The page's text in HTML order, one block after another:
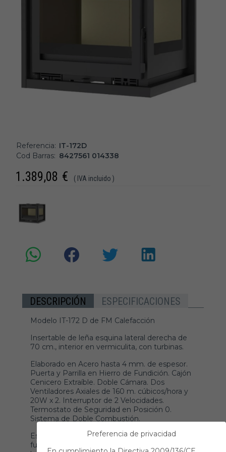
Referencia: IT-172D
Cod Barras: 8427561 014338
1.389,08 € ( IVA incluido )
DESCRIPCIÓN ESPECIFICACIONES
Modelo IT-172 D de FM Calefacción
Insertable de leña esquina lateral derecha de
70 cm., interior en vermiculita, con turbinas.
Elaborado en Acero hasta 4 mm. de espesor.
Puerta y Parrilla en Hierro de Fundición. Cajón
Cenicero Extraíble. Doble Cámara. Dos
Ventiladores Axiales de 160 m. cúbicos/hora y
20W x 2. Interruptor de 2 Velocidades.
Termostato de Seguridad en Posición 0.
Sistema de Doble Combustión.
Este pequeño insertable destacará la visión del
fuego en frontal y lateral derecha, lo cual lo
Preferencia de privacidad